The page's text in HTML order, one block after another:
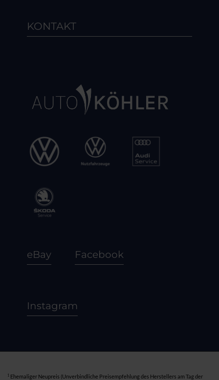
KONTAKT
eBay Facebook
Instagram
1 Ehemaliger Neupreis (Unverbindliche Preisempfehlung des Herstellers am Tag der